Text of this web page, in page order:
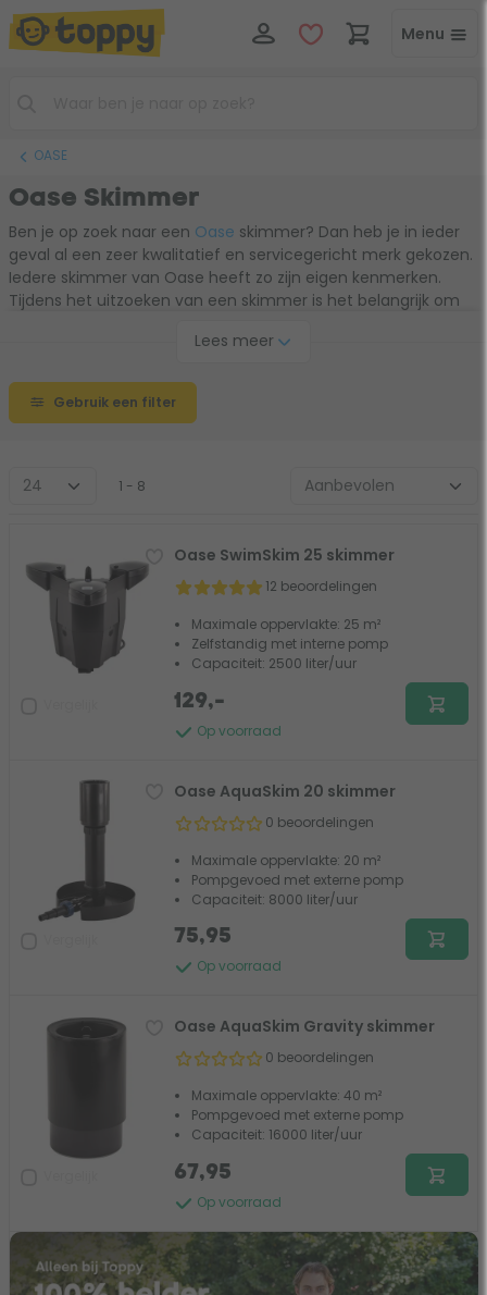
Menu
OASE
Oase Skimmer
Ben je op zoek naar een Oase skimmer? Dan heb je in ieder
geval al een zeer kwalitatief en servicegericht merk gekozen.
Iedere skimmer van Oase heeft zo zijn eigen kenmerken.
Tijdens het uitzoeken van een skimmer is het belangrijk om
vijverpomp. Maar ook de werking van de skimmer is belangrijk.
over de werking en extra functies van een Oase skimmer.
Lees meer
Gebruik een filter
1 - 8
Oase SwimSkim 25 skimmer
12 beoordelingen
Maximale oppervlakte: 25 m²
Zelfstandig met interne pomp
Capaciteit: 2500 liter/uur
Op voorraad
129,-
Oase AquaSkim 20 skimmer
0 beoordelingen
Maximale oppervlakte: 20 m²
Pompgevoed met externe pomp
Capaciteit: 8000 liter/uur
Op voorraad
75,95
Oase AquaSkim Gravity skimmer
0 beoordelingen
Maximale oppervlakte: 40 m²
Pompgevoed met externe pomp
Capaciteit: 16000 liter/uur
Op voorraad
67,95